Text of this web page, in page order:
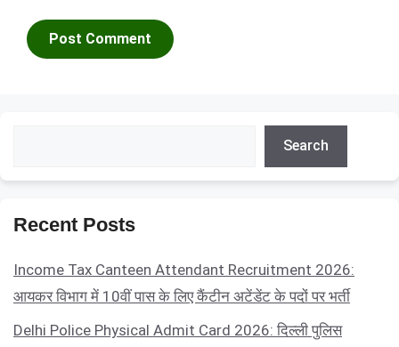
Search
Recent Posts
Income Tax Canteen Attendant Recruitment 2026:
आयकर विभाग में 10वीं पास के लिए कैंटीन अटेंडेंट के पदों पर भर्ती
Delhi Police Physical Admit Card 2026: दिल्ली पुलिस